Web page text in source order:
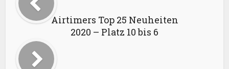
Airtimers Top 25 Neuheiten
2020 – Platz 10 bis 6